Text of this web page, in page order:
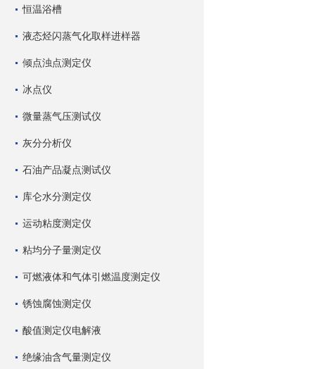
恒温浴槽
液态烃闪蒸气化取样进样器
倾点浊点测定仪
冰点仪
微量蒸气压测试仪
灰分分析仪
石油产品凝点测试仪
库仑水分测定仪
运动粘度测定仪
粘均分子量测定仪
可燃液体和气体引燃温度测定仪
锈蚀腐蚀测定仪
酸值测定仪电解液
绝缘油含气量测定仪